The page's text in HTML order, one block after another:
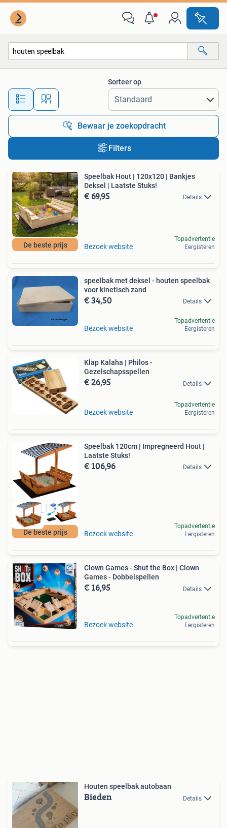
Alle afstanden…
Sorteer op
Bewaar je zoekopdracht
Filters
De beste prijs
Speelbak Hout | 120x120 | Bankjes
Deksel | Laatste Stuks!
€ 69,95 Details
Bezoek website
Topadvertentie
Eergisteren
speelbak met deksel - houten speelbak
voor kinetisch zand
€ 34,50 Details
Bezoek website
Topadvertentie
Eergisteren
Klap Kalaha | Philos -
Gezelschapsspellen
€ 26,95 Details
Bezoek website
Topadvertentie
Eergisteren
De beste prijs
Speelbak 120cm | Impregneerd Hout |
Laatste Stuks!
€ 106,96 Details
Bezoek website
Topadvertentie
Eergisteren
Clown Games - Shut the Box | Clown
Games - Dobbelspellen
€ 16,95 Details
Bezoek website
Topadvertentie
Eergisteren
Houten speelbak autobaan
Bieden Details